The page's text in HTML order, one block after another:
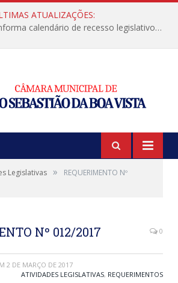
ATUALIZAÇÕES:
Câmara Municipal informa calendário de recesso legislativo de julho
Legislativas »
REQUERIMENTO Nº
Nº 012/2017 0
2 DE MARÇO DE 2017
ATIVIDADES LEGISLATIVAS, REQUERIMENTOS